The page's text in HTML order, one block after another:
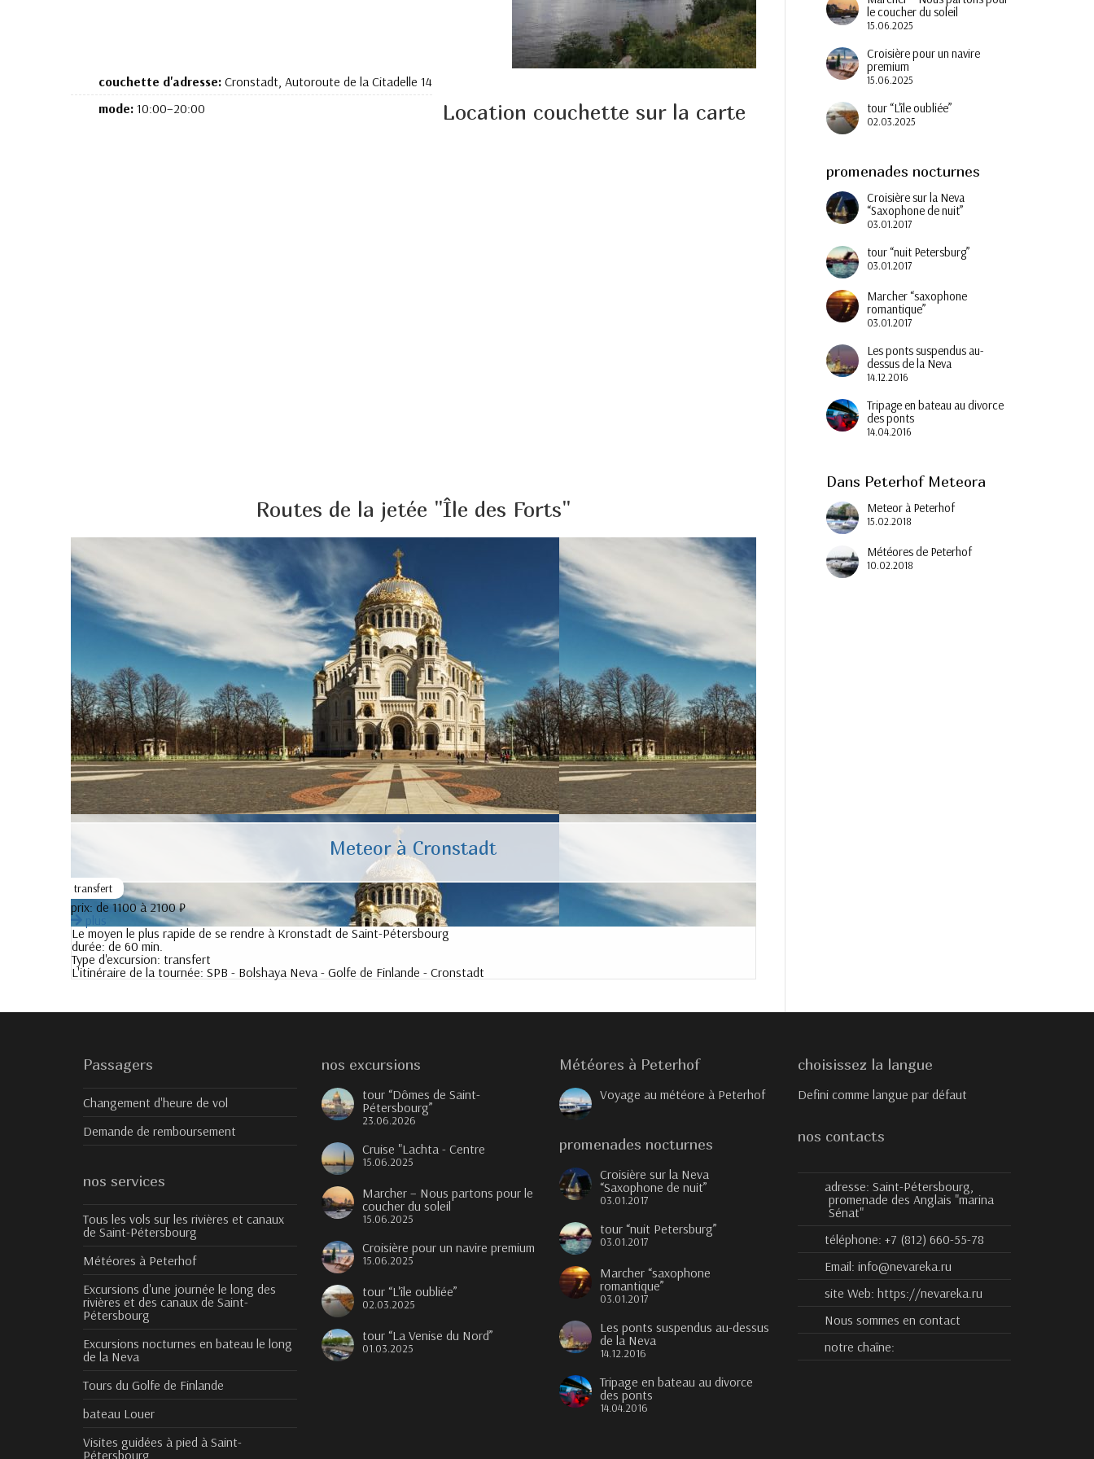
couchette d'adresse:Cronstadt, Autoroute de la Citadelle 14
mode:10:00–20:00 Location couchette sur la carte
Routes de la jetée "Île des Forts"
Meteor à Cronstadt
transfert
prix: de 1100 à 2100 ₽
plus
Le moyen le plus rapide de se rendre à Kronstadt de Saint-Pétersbourg
durée:de 60 min.
Type d'excursion: transfert
L'itinéraire de la tournée: SPB - Bolshaya Neva - Golfe de Finlande - Cronstadt
le coucher du soleil
15.06.2025
Croisière pour un navire
premium
15.06.2025
tour “L'île oubliée”
02.03.2025
promenades nocturnes
Croisière sur la Neva
“Saxophone de nuit”
03.01.2017
tour “nuit Petersburg”
03.01.2017
Marcher “saxophone
romantique”
03.01.2017
Les ponts suspendus au-
dessus de la Neva
14.12.2016
Tripage en bateau au divorce
des ponts
14.04.2016
Dans Peterhof Meteora
Meteor à Peterhof
15.02.2018
Météores de Peterhof
10.02.2018
Passagers
Changement d'heure de vol
Demande de remboursement
nos services
Tous les vols sur les rivières et canaux
de Saint-Pétersbourg
Météores à Peterhof
Excursions d'une journée le long des
rivières et des canaux de Saint-
Pétersbourg
Excursions nocturnes en bateau le long
de la Neva
Tours du Golfe de Finlande
bateau Louer
Visites guidées à pied à Saint-
Pétersbourg
nos excursions
tour “Dômes de Saint-
Pétersbourg”
23.06.2026
Cruise "Lachta - Centre
15.06.2025
Marcher – Nous partons pour le
coucher du soleil
15.06.2025
Croisière pour un navire premium
15.06.2025
tour “L'île oubliée”
02.03.2025
tour “La Venise du Nord”
01.03.2025
Météores à Peterhof
Voyage au météore à Peterhof
promenades nocturnes
Croisière sur la Neva
“Saxophone de nuit”
03.01.2017
tour “nuit Petersburg”
03.01.2017
Marcher “saxophone
romantique”
03.01.2017
Les ponts suspendus au-dessus
de la Neva
14.12.2016
Tripage en bateau au divorce
des ponts
14.04.2016
choisissez la langue
Defini comme langue par défaut
nos contacts
adresse:Saint-Pétersbourg,
promenade des Anglais "marina
Sénat"
téléphone:+7 (812) 660-55-78
Email:info@nevareka.ru
site Web:https://nevareka.ru
Nous sommes en contact
notre chaîne: